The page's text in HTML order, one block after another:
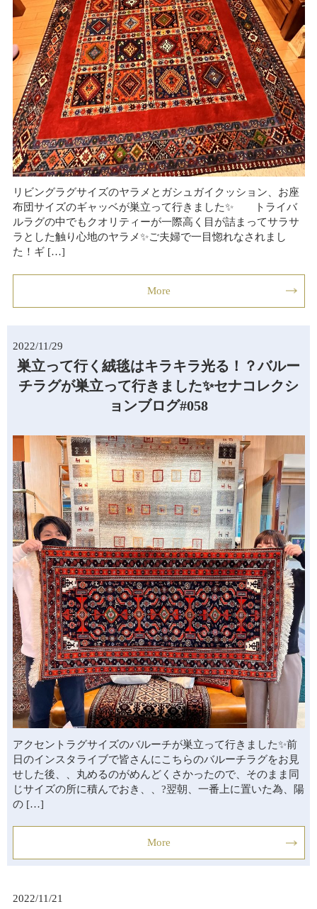
リビングラグサイズのヤラメとガシュガイクッション、お座
布団サイズのギャッベが巣立って行きました✨ トライバ
ルラグの中でもクオリティーが一際高く目が詰まってサラサ
ラとした触り心地のヤラメ✨ご夫婦で一目惚れなされまし
た！ギ […]
More
2022/11/29
巣立って行く絨毯はキラキラ光る！？バルー
チラグが巣立って行きました✨セナコレクシ
ョンブログ#058
アクセントラグサイズのバルーチが巣立って行きました✨前
日のインスタライブで皆さんにこちらのバルーチラグをお見
せした後、、丸めるのがめんどくさかったので、そのまま同
じサイズの所に積んでおき、、?翌朝、一番上に置いた為、陽
の […]
More
2022/11/21